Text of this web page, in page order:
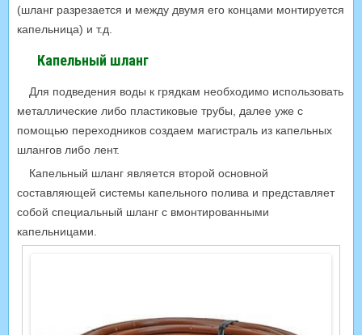
(шланг разрезается и между двумя его концами монтируется
капельница) и т.д.
Капельный шланг
Для подведения воды к грядкам необходимо использовать
металлические либо пластиковые трубы, далее уже с
помощью переходников создаем магистраль из капельных
шлангов либо лент.
Капельный шланг является второй основной
составляющей системы капельного полива и представляет
собой специальный шланг с вмонтированными
капельницами.